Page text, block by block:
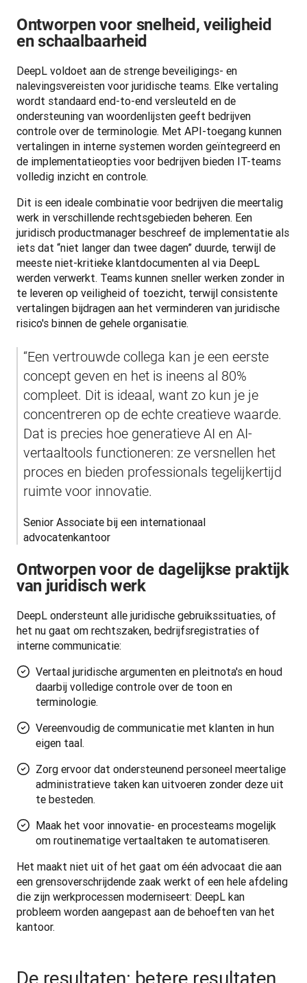
Ontworpen voor snelheid, veiligheid
en schaalbaarheid
DeepL voldoet aan de strenge beveiligings- en
nalevingsvereisten voor juridische teams. Elke vertaling
wordt standaard end-to-end versleuteld en de
ondersteuning van woordenlijsten geeft bedrijven
controle over de terminologie. Met API-toegang kunnen
vertalingen in interne systemen worden geïntegreerd en
de implementatieopties voor bedrijven bieden IT-teams
volledig inzicht en controle.
Dit is een ideale combinatie voor bedrijven die meertalig
werk in verschillende rechtsgebieden beheren. Een
juridisch productmanager beschreef de implementatie als
iets dat “niet langer dan twee dagen” duurde, terwijl de
meeste niet-kritieke klantdocumenten al via DeepL
werden verwerkt. Teams kunnen sneller werken zonder in
te leveren op veiligheid of toezicht, terwijl consistente
vertalingen bijdragen aan het verminderen van juridische
risico's binnen de gehele organisatie.
“Een vertrouwde collega kan je een eerste
concept geven en het is ineens al 80%
compleet. Dit is ideaal, want zo kun je je
concentreren op de echte creatieve waarde.
Dat is precies hoe generatieve AI en AI-
vertaaltools functioneren: ze versnellen het
proces en bieden professionals tegelijkertijd
ruimte voor innovatie.
Senior Associate bij een internationaal
advocatenkantoor
Ontworpen voor de dagelijkse praktijk
van juridisch werk
DeepL ondersteunt alle juridische gebruikssituaties, of
het nu gaat om rechtszaken, bedrijfsregistraties of
interne communicatie:
Vertaal juridische argumenten en pleitnota's en houd
daarbij volledige controle over de toon en
terminologie.
Vereenvoudig de communicatie met klanten in hun
eigen taal.
Zorg ervoor dat ondersteunend personeel meertalige
administratieve taken kan uitvoeren zonder deze uit
te besteden.
Maak het voor innovatie- en procesteams mogelijk
om routinematige vertaaltaken te automatiseren.
Het maakt niet uit of het gaat om één advocaat die aan
een grensoverschrijdende zaak werkt of een hele afdeling
die zijn werkprocessen moderniseert: DeepL kan
probleem worden aangepast aan de behoeften van het
kantoor.
De resultaten: betere resultaten